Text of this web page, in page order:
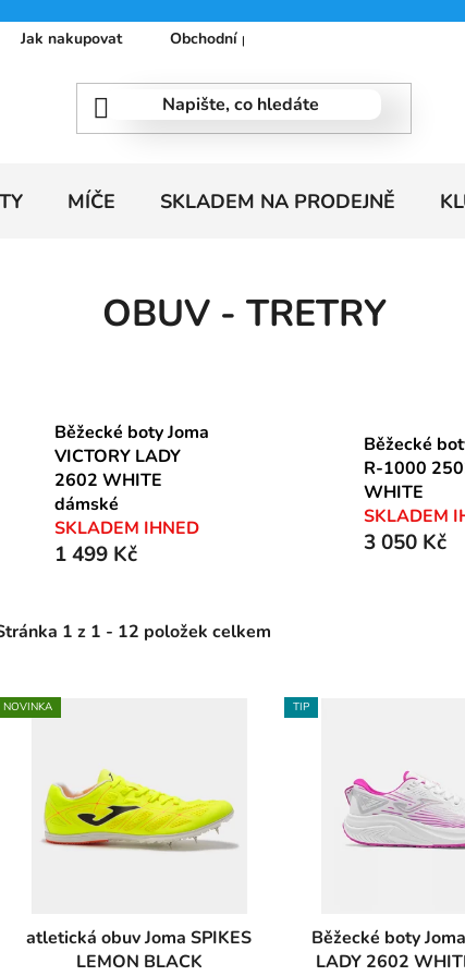
Jak nakupovat Obchodní podmínky
MÍČE SKLADEM NA PRODEJNĚ
OBUV - TRETRY
Běžecké boty Joma
VICTORY LADY
2602 WHITE
dámské
SKLADEM IHNED
1 499 Kč
Běžecké
R-1000
WHITE
SKLADEM
3 050 Kč
1 z 1 - 12 položek celkem
NOVINKA
atletická obuv Joma SPIKES
LEMON BLACK
TIP
Běžecké boty Joma VICTORY
LADY 2602